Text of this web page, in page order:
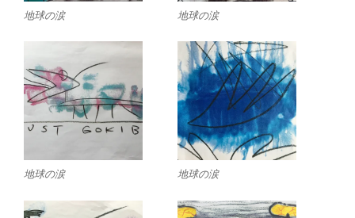
地球の涙 地球の涙
地球の涙 地球の涙